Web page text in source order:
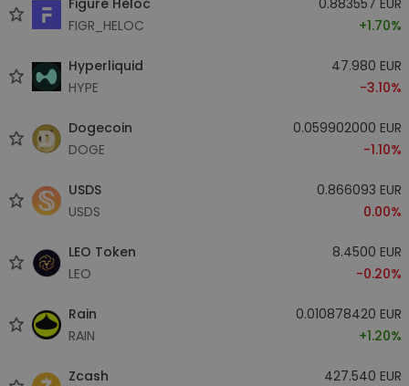
FIGR_HELOC
+1.70%
Hyperliquid
HYPE
47.980 EUR
-3.10%
Dogecoin
DOGE
0.059902000 EUR
-1.10%
USDS
USDS
0.866093 EUR
0.00%
LEO Token
LEO
8.4500 EUR
-0.20%
Rain
RAIN
0.010878420 EUR
+1.20%
Zcash
427.540 EUR